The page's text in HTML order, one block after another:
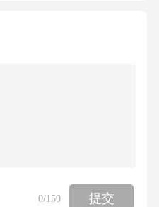
快递公司的信誉，
0/150 提交